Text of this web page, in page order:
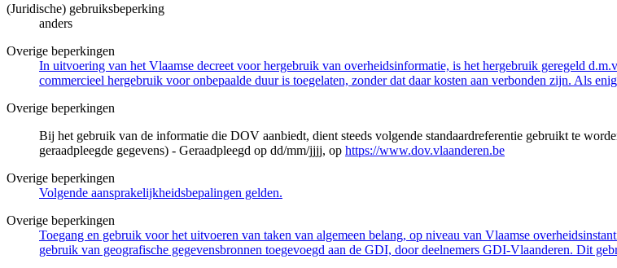
(Juridische) gebruiksbeperking
anders
Overige beperkingen
In uitvoering van het Vlaamse decreet voor hergebruik van overheidsinformatie, is het hergebruik geregeld
commercieel hergebruik voor onbepaalde duur is toegelaten, zonder dat daar kosten aan verbonden zijn. Als
Overige beperkingen
Bij het gebruik van de informatie die DOV aanbiedt, dient steeds volgende standaardreferentie gebruikt te
geraadpleegde gegevens) - Geraadpleegd op dd/mm/jjjj, op https://www.dov.vlaanderen.be
Overige beperkingen
Volgende aansprakelijkheidsbepalingen gelden.
Overige beperkingen
Toegang en gebruik voor het uitvoeren van taken van algemeen belang, op niveau van Vlaamse
gebruik van geografische gegevensbronnen toegevoegd aan de GDI, door deelnemers GDI-Vlaanderen. Dit